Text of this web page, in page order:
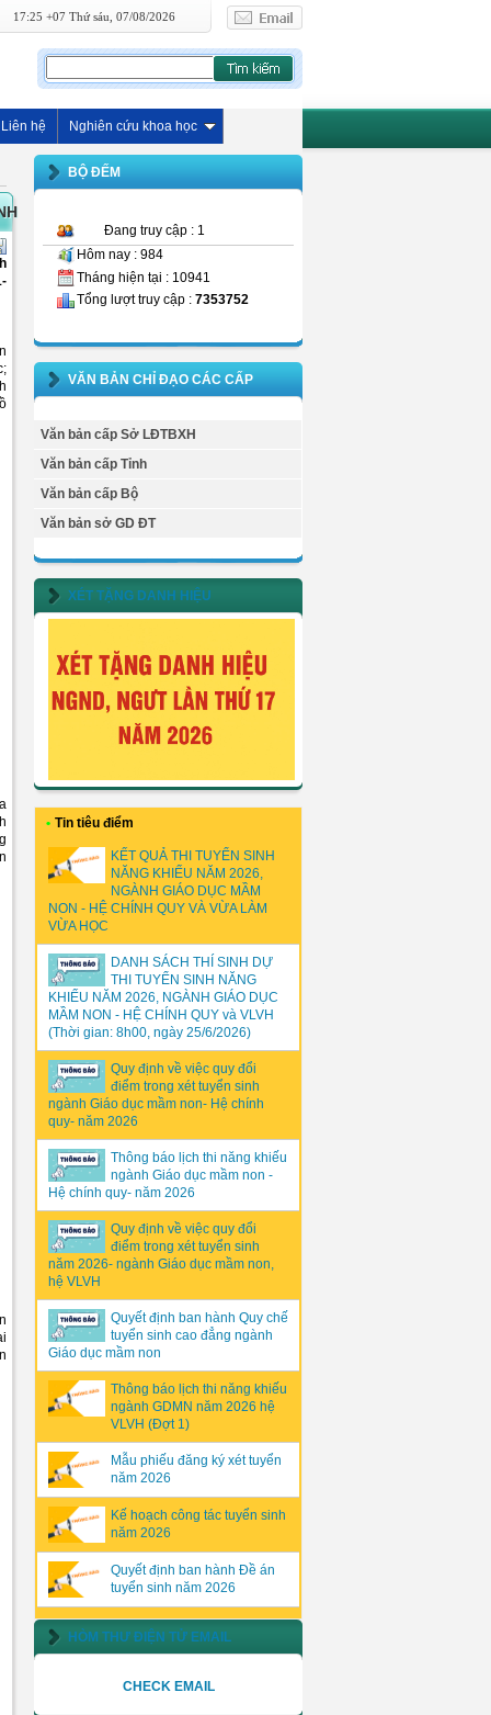
17:25 +07 Thứ sáu, 07/08/2026
Liên hệ Nghiên cứu khoa học
BỘ ĐẾM
Đang truy cập : 1
Hôm nay : 984
Tháng hiện tại : 10941
Tổng lượt truy cập : 7353752
VĂN BẢN CHỈ ĐẠO CÁC CẤP
Văn bản cấp Sở LĐTBXH
Văn bản cấp Tỉnh
Văn bản cấp Bộ
Văn bản sở GD ĐT
XÉT TẶNG DANH HIỆU
• Tin tiêu điểm
KẾT QUẢ THI TUYỂN SINH
NĂNG KHIẾU NĂM 2026,
NGÀNH GIÁO DỤC MẦM
NON - HỆ CHÍNH QUY VÀ VỪA LÀM
VỪA HỌC
DANH SÁCH THÍ SINH DỰ
THI TUYỂN SINH NĂNG
KHIẾU NĂM 2026, NGÀNH GIÁO DỤC
MẦM NON - HỆ CHÍNH QUY và VLVH
(Thời gian: 8h00, ngày 25/6/2026)
Quy định về việc quy đổi
điểm trong xét tuyển sinh
ngành Giáo dục mầm non- Hệ chính
quy- năm 2026
Thông báo lịch thi năng khiếu
ngành Giáo dục mầm non -
Hệ chính quy- năm 2026
Quy định về việc quy đổi
điểm trong xét tuyển sinh
năm 2026- ngành Giáo dục mầm non,
hệ VLVH
Quyết định ban hành Quy chế
tuyển sinh cao đẳng ngành
Giáo dục mầm non
Thông báo lịch thi năng khiếu
ngành GDMN năm 2026 hệ
VLVH (Đợt 1)
Mẫu phiếu đăng ký xét tuyển
năm 2026
Kế hoạch công tác tuyển sinh
năm 2026
Quyết định ban hành Đề án
tuyển sinh năm 2026
HÒM THƯ ĐIỆN TỬ EMAIL
CHECK EMAIL